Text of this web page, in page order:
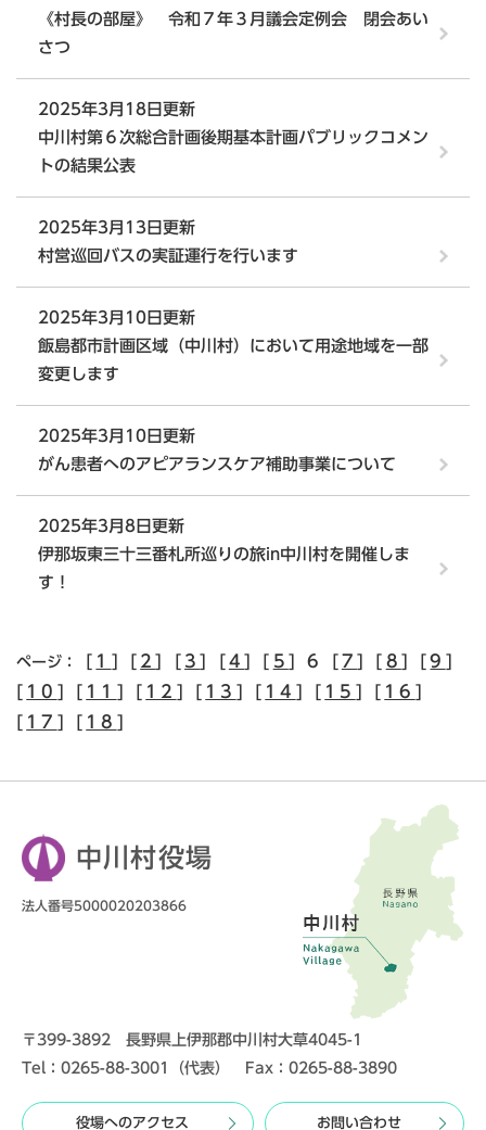
《村長の部屋》 令和７年３月議会定例会 閉会あい
さつ
2025年3月18日更新
中川村第６次総合計画後期基本計画パブリックコメン
トの結果公表
2025年3月13日更新
村営巡回バスの実証運行を行います
2025年3月10日更新
飯島都市計画区域（中川村）において用途地域を一部
変更します
2025年3月10日更新
がん患者へのアピアランスケア補助事業について
2025年3月8日更新
伊那坂東三十三番札所巡りの旅in中川村を開催しま
す！
ページ： [ 1 ] [ 2] [ 3] [4] [ 5 ] 6 [7] [ 8 ] [9 ]
[ 10 ] [ 11 ] [ 12 ] [ 13 ] [ 14 ] [ 15 ] [ 16 ]
[ 17 ] [ 18 ]
中川村役場
法人番号5000020203866
〒399-3892 長野県上伊那郡中川村大草4045-1
Tel：0265-88-3001（代表） Fax：0265-88-3890
役場へのアクセス お問い合わせ